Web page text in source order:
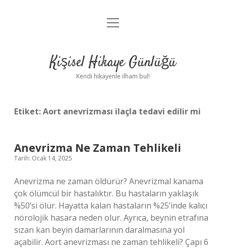
Anasayfa
Yasal Uyarı
menüyü
Kişisel Hikaye Günlüğü
Kendi hikayenle ilham bul!
Etiket:Aort anevrizması ilaçla tedavi edilir mi
Anevrizma Ne Zaman Tehlikeli
Tarih: Ocak 14, 2025
Anevrizma ne zaman öldürür? Anevrizmal kanama
çok ölümcül bir hastalıktır. Bu hastaların yaklaşık
%50’si ölür. Hayatta kalan hastaların %25’inde kalıcı
nörolojik hasara neden olur. Ayrıca, beynin etrafına
sızan kan beyin damarlarının daralmasına yol
açabilir. Aort anevrizması ne zaman tehlikeli? Çapı 6